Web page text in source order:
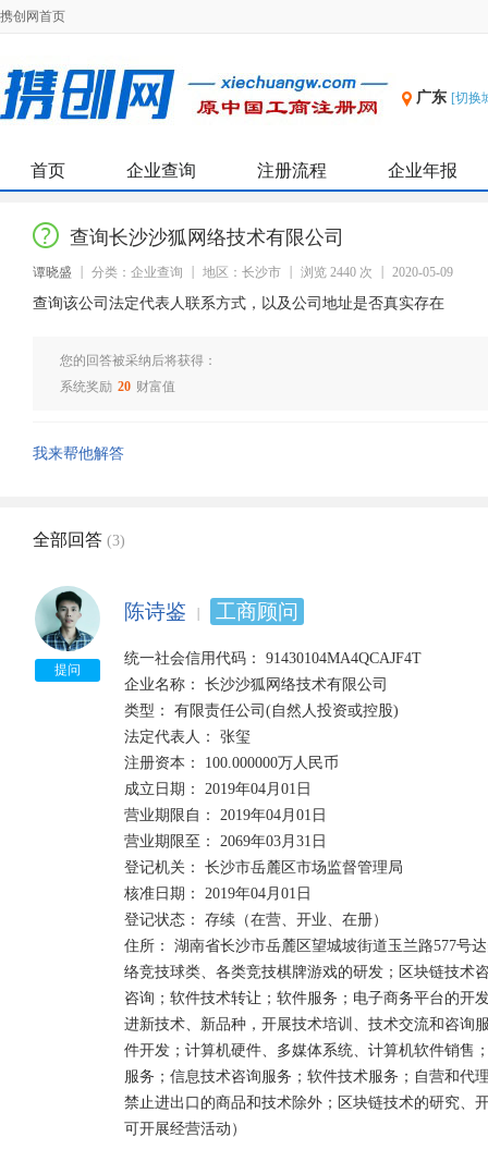
携创网首页
广东 [切换
首页 企业查询 注册流程 企业年报
查询长沙沙狐网络技术有限公司
谭晓盛 分类：企业查询 地区：长沙市 浏览 2440 次 2020-05-09
查询该公司法定代表人联系方式，以及公司地址是否真实存在
您的回答被采纳后将获得：
系统奖励 20 财富值
我来帮他解答
全部回答 (3)
提问
陈诗鉴 工商顾问
统一社会信用代码： 91430104MA4QCAJF4T
企业名称： 长沙沙狐网络技术有限公司
类型： 有限责任公司(自然人投资或控股)
法定代表人： 张玺
注册资本： 100.000000万人民币
成立日期： 2019年04月01日
营业期限自： 2019年04月01日
营业期限至： 2069年03月31日
登记机关： 长沙市岳麓区市场监督管理局
核准日期： 2019年04月01日
登记状态： 存续（在营、开业、在册）
住所： 湖南省长沙市岳麓区望城坡街道玉兰路577号
络竞技球类、各类竞技棋牌游戏的研发；区块链技术
咨询；软件技术转让；软件服务；电子商务平台的开
进新技术、新品种，开展技术培训、技术交流和咨询
件开发；计算机硬件、多媒体系统、计算机软件销售
服务；信息技术咨询服务；软件技术服务；自营和代
禁止进出口的商品和技术除外；区块链技术的研究、
可开展经营活动）